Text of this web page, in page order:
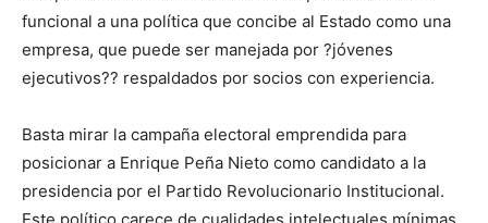
funcional a una política que concibe al Estado como una
empresa, que puede ser manejada por ?jóvenes
ejecutivos?? respaldados por socios con experiencia.
Basta mirar la campaña electoral emprendida para
posicionar a Enrique Peña Nieto como candidato a la
presidencia por el Partido Revolucionario Institucional.